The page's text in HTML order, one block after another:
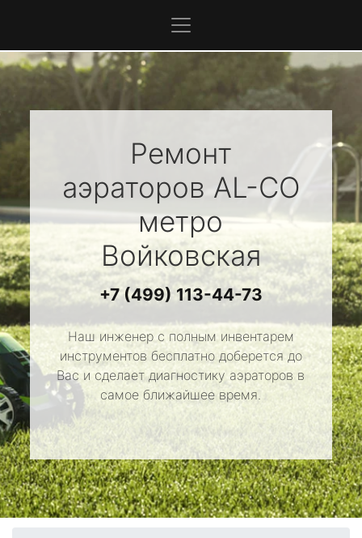
Ремонт
аэраторов AL-CO
метро
Войковская
+7 (499) 113-44-73
Наш инженер с полным инвентарем
инструментов бесплатно доберется до
Вас и сделает диагностику аэраторов в
самое ближайшее время.